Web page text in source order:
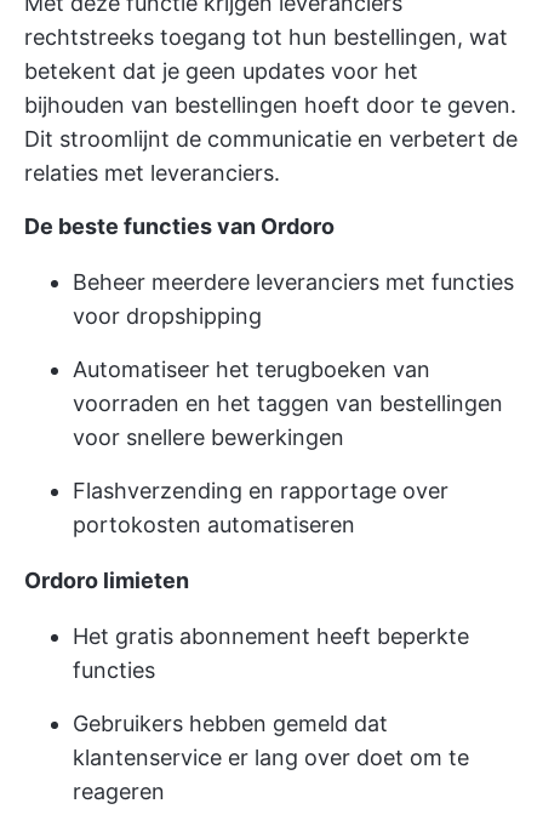
rechtstreeks toegang tot hun bestellingen, wat
betekent dat je geen updates voor het
bijhouden van bestellingen hoeft door te geven.
Dit stroomlijnt de communicatie en verbetert de
relaties met leveranciers.
De beste functies van Ordoro
Beheer meerdere leveranciers met functies
voor dropshipping
Automatiseer het terugboeken van
voorraden en het taggen van bestellingen
voor snellere bewerkingen
Flashverzending en rapportage over
portokosten automatiseren
Ordoro limieten
Het gratis abonnement heeft beperkte
functies
Gebruikers hebben gemeld dat
klantenservice er lang over doet om te
reageren